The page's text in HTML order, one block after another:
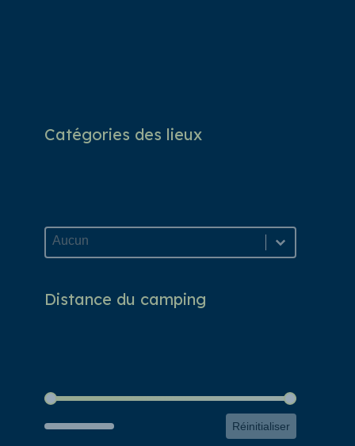
Catégories des lieux
Catégories des lieux
Catégories des lieux
Distance du camping
Distance du camping
Réinitialiser